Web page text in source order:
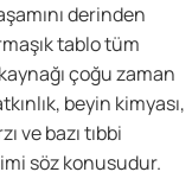
derinden
tablo tüm
çoğu zaman
beyin kimyası,
ve bazı tıbbi
söz konusudur.